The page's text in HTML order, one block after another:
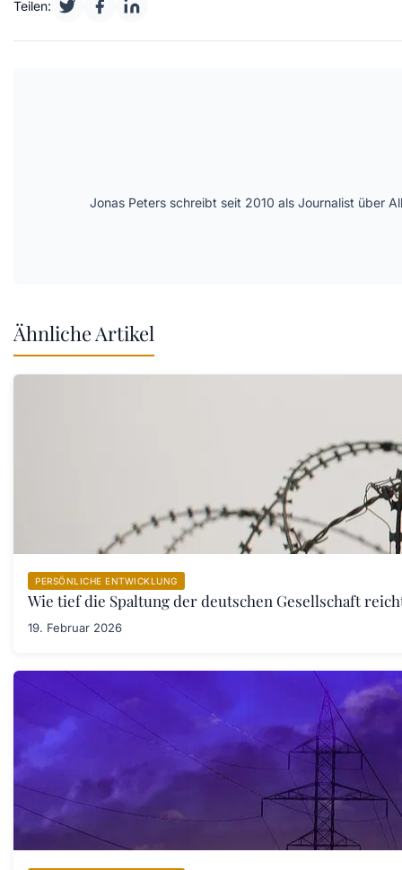
Teilen:
Jonas Peters schreibt seit 2010 als Journalist über
Ähnliche Artikel
PERSÖNLICHE ENTWICKLUNG
Wie tief die Spaltung der deutschen Gesellschaft
19. Februar 2026